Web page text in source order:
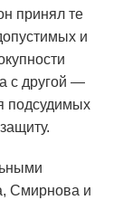
принял те
и
с другой —
подсудимых
Смирнова и